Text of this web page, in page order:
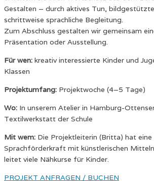
Gestalten – durch aktives Tun,
schrittweise sprachliche Begleitung.
Zum Abschluss gestalten wir gemeinsam
Präsentation oder Ausstellung.
Für wen: kreativ interessierte Kinder und
Klassen
Projektumfang: Projektwoche (4–5 Tage)
Wo: In unserem Atelier in Hamburg-
Textilwerkstatt der Schule
Mit wem: Die Projektleiterin (Britta) hat
Sprachförderkraft mit künstlerischen
leitet viele Nähkurse für Kinder.
PROJEKT ANFRAGEN / BUCHEN